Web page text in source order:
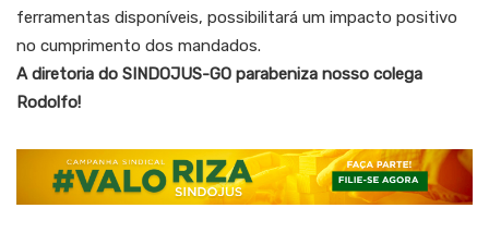
ferramentas disponíveis, possibilitará um impacto positivo
no cumprimento dos mandados.
A diretoria do SINDOJUS-GO parabeniza nosso colega
Rodolfo!